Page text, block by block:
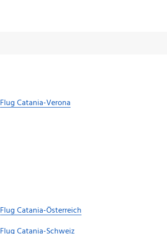
Flug Catania-Verona
Flug Catania-Österreich